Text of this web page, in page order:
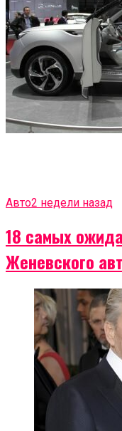
Авто2 недели назад
18 самых
Женевского